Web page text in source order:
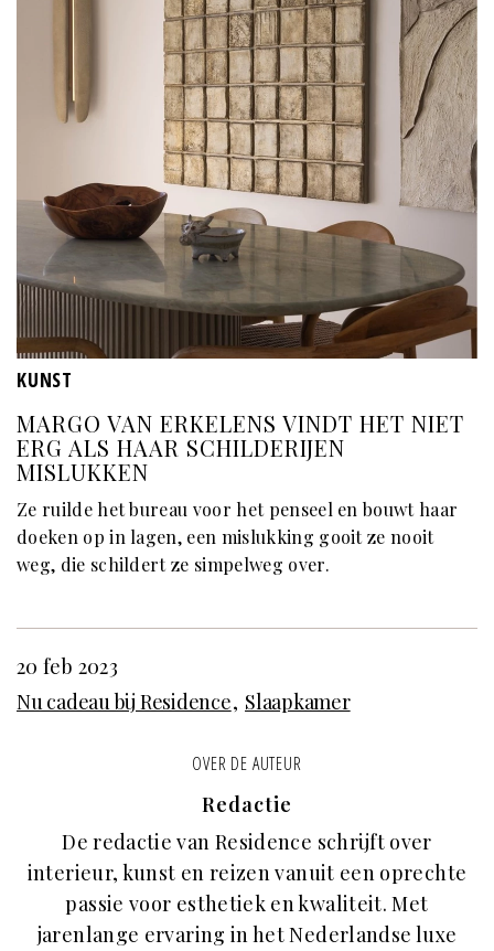
KUNST
MARGO VAN ERKELENS VINDT HET NIET
ERG ALS HAAR SCHILDERIJEN
MISLUKKEN
Ze ruilde het bureau voor het penseel en bouwt haar
doeken op in lagen, een mislukking gooit ze nooit
weg, die schildert ze simpelweg over.
20 feb 2023
Nu cadeau bij Residence Slaapkamer
OVER DE AUTEUR
Redactie
De redactie van Residence schrijft over
interieur, kunst en reizen vanuit een oprechte
passie voor esthetiek en kwaliteit. Met
jarenlange ervaring in het Nederlandse luxe